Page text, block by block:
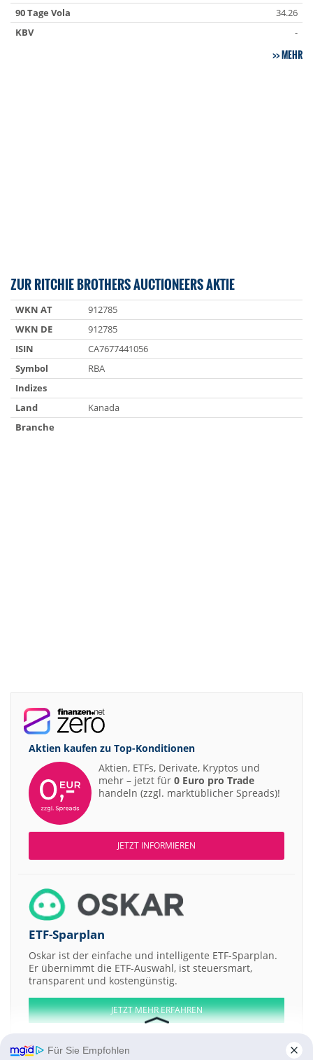
90 Tage Vola
34.26
KBV
-
MEHR
ZUR RITCHIE BROTHERS AUCTIONEERS AKTIE
WKN AT
912785
WKN DE
912785
ISIN
CA7677441056
Symbol
RBA
Indizes
Land
Kanada
Branche
Aktien kaufen zu Top-Konditionen
Aktien, ETFs, Derivate, Kryptos und
mehr – jetzt für 0 Euro pro Trade
handeln (zzgl. marktüblicher Spreads)!
JETZT INFORMIEREN
ETF-Sparplan
Oskar ist der einfache und intelligente ETF-Sparplan.
Er übernimmt die ETF-Auswahl, ist steuersmart,
transparent und kostengünstig.
JETZT MEHR ERFAHREN
Für Sie Empfohlen